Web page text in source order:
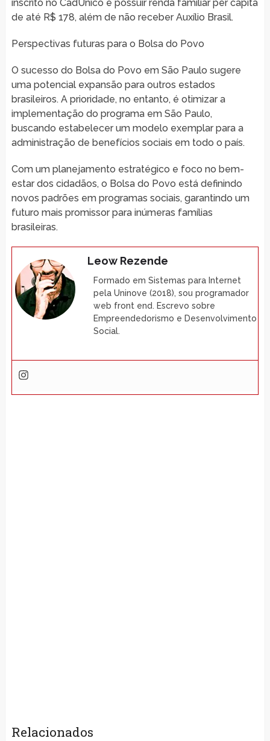
inscrito no CadÚnico e possuir renda familiar per capita
de até R$ 178, além de não receber Auxílio Brasil.
Perspectivas futuras para o Bolsa do Povo
O sucesso do Bolsa do Povo em São Paulo sugere
uma potencial expansão para outros estados
brasileiros. A prioridade, no entanto, é otimizar a
implementação do programa em São Paulo,
buscando estabelecer um modelo exemplar para a
administração de benefícios sociais em todo o país.
Com um planejamento estratégico e foco no bem-
estar dos cidadãos, o Bolsa do Povo está definindo
novos padrões em programas sociais, garantindo um
futuro mais promissor para inúmeras famílias
brasileiras.
Leow Rezende
Formado em Sistemas para Internet
pela Uninove (2018), sou programador
web front end. Escrevo sobre
Empreendedorismo e Desenvolvimento
Social.
Relacionados